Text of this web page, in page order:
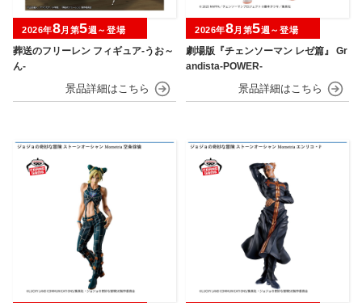
葬送のフリーレン フィギュア-うお～
ん-
2026年8月第5週～登場
劇場版『チェンソーマン レゼ篇』 Gr
andista-POWER-
2026年8月第5週～登場